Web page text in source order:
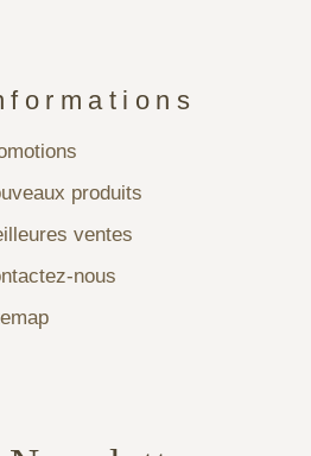
produits
ventes
nous